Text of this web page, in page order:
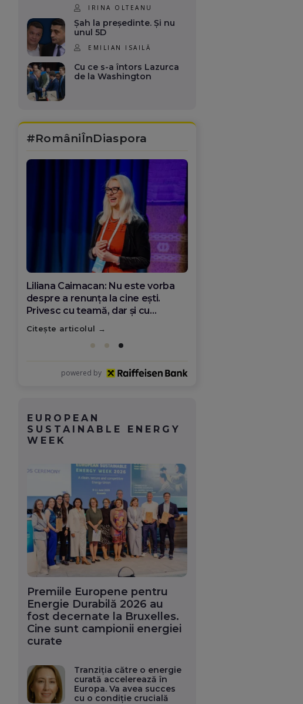
IRINA OLTEANU
Șah la președinte. Și nu
unul 5D
EMILIAN ISAILĂ
Cu ce s-a întors Lazurca
de la Washington
#RomâniÎnDiaspora
Diana Olar, românca de la Google
care demonstrează că diaspora
poate schimba România
Citește articolul
powered by
EUROPEAN
SUSTAINABLE ENERGY
WEEK
Premiile Europene pentru
Energie Durabilă 2026 au
fost decernate la Bruxelles.
Cine sunt campionii energiei
curate
Tranziția către o energie
curată accelerează în
Europa. Va avea succes
cu o condiție crucială